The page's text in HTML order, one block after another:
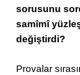
sorusunu
samîmî
değiştirdi?
Provalar